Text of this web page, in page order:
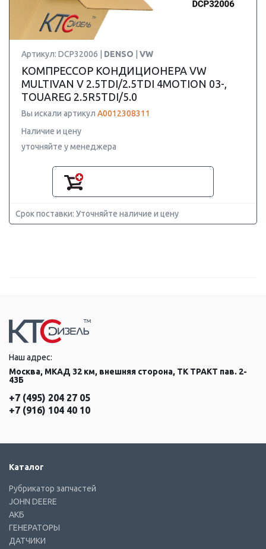
Артикул: DCP32006 | DENSO VW
КОМПРЕССОР КОНДИЦИОНЕРА VW
MULTIVAN V 2.5TDI/2.5TDI 4MOTION 03-,
TOUAREG 2.5R5TDI/5.0
Вы искали артикул A0012308311
Наличие и цену
уточняйте у менеджера
Срок поставки: Уточняйте наличие и цену
Наш адрес:
Москва, МКАД 32 км, внешняя сторона, ТК ТРАКТ пав. 2-
43Б
+7 (495) 204 27 05
+7 (916) 104 40 10
Каталог
Рубрикатор запчастей
JOHN DEERE
АКБ
ГЕНЕРАТОРЫ
ДАТЧИКИ